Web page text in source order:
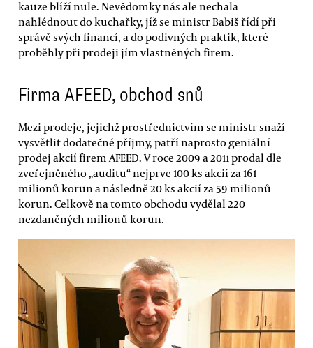
kauze blíží nule. Nevědomky nás ale nechala
nahlédnout do kuchařky, jíž se ministr Babiš řídí při
správě svých financí, a do podivných praktik, které
proběhly při prodeji jím vlastněných firem.
Firma AFEED, obchod snů
Mezi prodeje, jejichž prostřednictvím se ministr snaží
vysvětlit dodatečné příjmy, patří naprosto geniální
prodej akcií firem AFEED. V roce 2009 a 2011 prodal dle
zveřejněného „auditu“ nejprve 100 ks akcií za 161
milionů korun a následně 20 ks akcií za 59 milionů
korun. Celkově na tomto obchodu vydělal 220
nezdaněných milionů korun.